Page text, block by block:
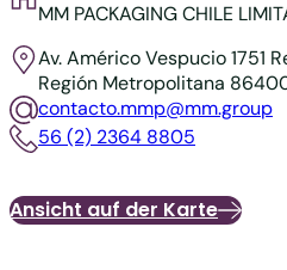
MM PACKAGING CHILE
Av. Américo Vespucio 1751
Región Metropolitana
contacto.mmp@mm.group
56 (2) 2364 8805
Ansicht auf der Karte